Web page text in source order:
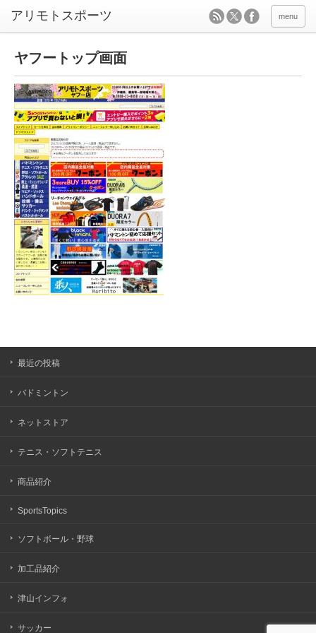
menu
ヤフートップ画面
最近の投稿
バドミントン
ネットストア
テニス・ソフトテニス
商品紹介
SportsTopics
ソフトボール・野球
加工品紹介
津山インフォ
サッカー